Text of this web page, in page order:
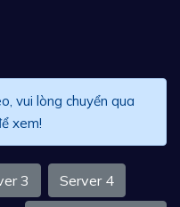
vui lòng chuyển qua
xem!
3 Server 4